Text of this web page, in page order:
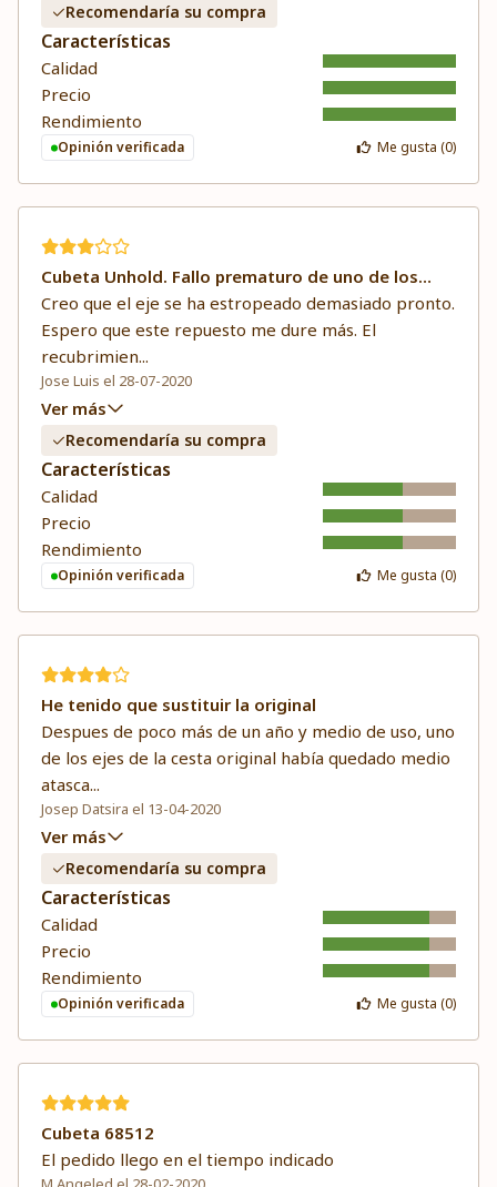
Recomendaría su compra
Características
Calidad
Precio
Rendimiento
Opinión verificada Me gusta (0)
Cubeta Unhold. Fallo prematuro de uno de los
ejes.
Creo que el eje se ha estropeado demasiado pronto.
Espero que este repuesto me dure más. El
recubrimien...
Jose Luis el 28-07-2020
Ver más
Recomendaría su compra
Características
Calidad
Precio
Rendimiento
Opinión verificada Me gusta (0)
He tenido que sustituir la original
Despues de poco más de un año y medio de uso, uno
de los ejes de la cesta original había quedado medio
atasca...
Josep Datsira el 13-04-2020
Ver más
Recomendaría su compra
Características
Calidad
Precio
Rendimiento
Opinión verificada Me gusta (0)
Cubeta 68512
El pedido llego en el tiempo indicado